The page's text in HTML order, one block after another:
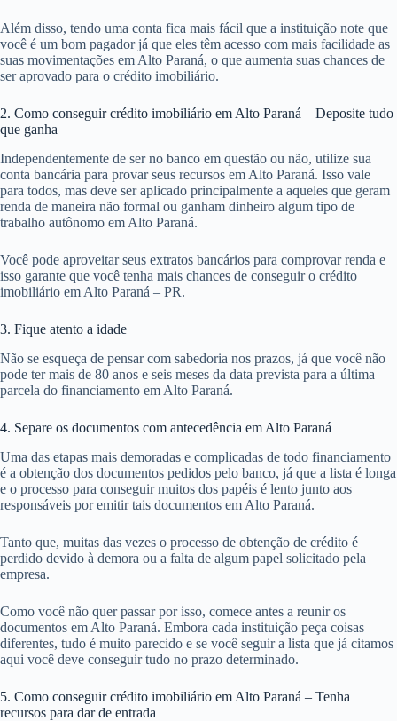
Além disso, tendo uma conta fica mais fácil que a instituição note que
você é um bom pagador já que eles têm acesso com mais facilidade as
suas movimentações em Alto Paraná, o que aumenta suas chances de
ser aprovado para o crédito imobiliário.
2. Como conseguir crédito imobiliário em Alto Paraná – Deposite tudo
que ganha
Independentemente de ser no banco em questão ou não, utilize sua
conta bancária para provar seus recursos em Alto Paraná. Isso vale
para todos, mas deve ser aplicado principalmente a aqueles que geram
renda de maneira não formal ou ganham dinheiro algum tipo de
trabalho autônomo em Alto Paraná.
Você pode aproveitar seus extratos bancários para comprovar renda e
isso garante que você tenha mais chances de conseguir o crédito
imobiliário em Alto Paraná – PR.
3. Fique atento a idade
Não se esqueça de pensar com sabedoria nos prazos, já que você não
pode ter mais de 80 anos e seis meses da data prevista para a última
parcela do financiamento em Alto Paraná.
4. Separe os documentos com antecedência em Alto Paraná
Uma das etapas mais demoradas e complicadas de todo financiamento
é a obtenção dos documentos pedidos pelo banco, já que a lista é longa
e o processo para conseguir muitos dos papéis é lento junto aos
responsáveis por emitir tais documentos em Alto Paraná.
Tanto que, muitas das vezes o processo de obtenção de crédito é
perdido devido à demora ou a falta de algum papel solicitado pela
empresa.
Como você não quer passar por isso, comece antes a reunir os
documentos em Alto Paraná. Embora cada instituição peça coisas
diferentes, tudo é muito parecido e se você seguir a lista que já citamos
aqui você deve conseguir tudo no prazo determinado.
5. Como conseguir crédito imobiliário em Alto Paraná – Tenha
recursos para dar de entrada